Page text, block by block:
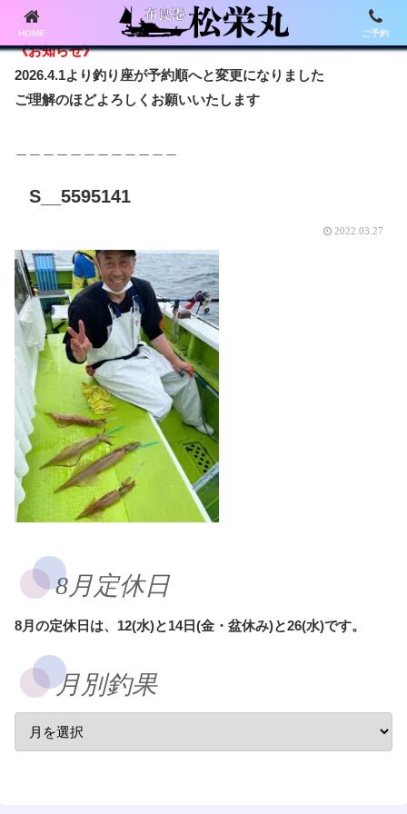
《お知らせ》
2026.4.1より釣り座が予約順へと変更になりました
ご理解のほどよろしくお願いいたします
S__5595141
2022.03.27
8月定休日
8月の定休日は、12(水)と14日(金・盆休み)と26(水)です。
月別釣果
HOME ご予約